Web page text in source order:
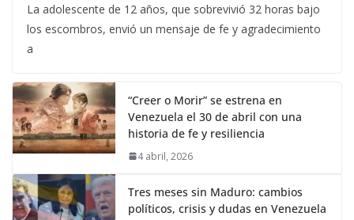
La adolescente de 12 años, que sobrevivió 32 horas bajo
los escombros, envió un mensaje de fe y agradecimiento
a
“Creer o Morir” se estrena en
Venezuela el 30 de abril con una
historia de fe y resiliencia
4 abril, 2026
Tres meses sin Maduro: cambios
políticos, crisis y dudas en Venezuela